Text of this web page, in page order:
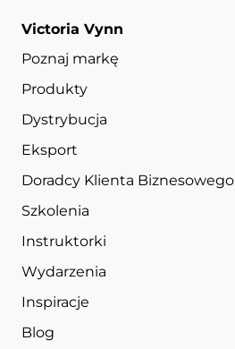
Victoria Vynn
Poznaj markę
Produkty
Dystrybucja
Eksport
Doradcy Klienta Biznesowego
Szkolenia
Instruktorki
Wydarzenia
Inspiracje
Blog